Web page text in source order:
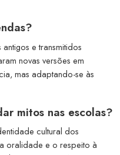
e transmitidos
novas versões em
mas adaptando-se às
mitos nas escolas?
cultural dos
oralidade e o respeito à